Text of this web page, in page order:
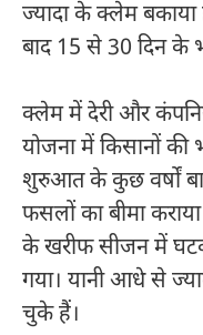
ज्यादा के क्लेम
बाद 15 से 30 दिन के
क्लेम में देरी और
योजना में किसानों की
शुरुआत के कुछ वर्षों
फसलों का बीमा
के खरीफ सीजन में
गया। यानी आधे से
चुके हैं।